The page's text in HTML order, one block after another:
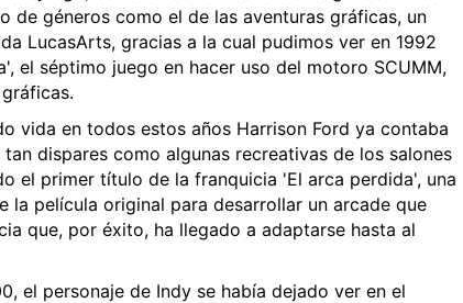
de géneros como el de las aventuras gráficas, un
LucasArts, gracias a la cual pudimos ver en 1992
el séptimo juego en hacer uso del motoro SCUMM,
vida en todos estos años Harrison Ford ya contaba
dispares como algunas recreativas de los salones
el primer título de la franquicia 'El arca perdida', una
la película original para desarrollar un arcade que
que, por éxito, ha llegado a adaptarse hasta al
el personaje de Indy se había dejado ver en el